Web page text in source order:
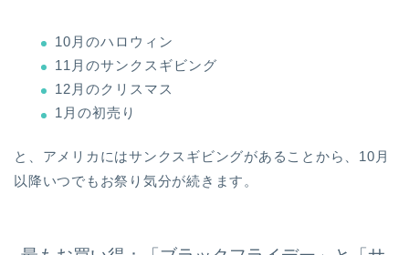
10月のハロウィン
11月のサンクスギビング
12月のクリスマス
1月の初売り
と、アメリカにはサンクスギビングがあることから、10月
以降いつでもお祭り気分が続きます。